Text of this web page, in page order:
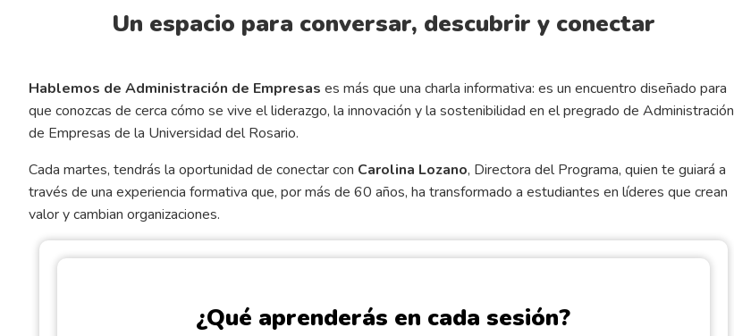
Un espacio para conversar, descubrir y conectar
Hablemos de Administración de Empresas es más que una charla informativa: es un encuentro diseñado para
que conozcas de cerca cómo se vive el liderazgo, la innovación y la sostenibilidad en el pregrado de Administración
de Empresas de la Universidad del Rosario.
Cada martes, tendrás la oportunidad de conectar con Carolina Lozano, Directora del Programa, quien te guiará a
través de una experiencia formativa que, por más de 60 años, ha transformado a estudiantes en líderes que crean
valor y cambian organizaciones.
¿Qué aprenderás en cada sesión?